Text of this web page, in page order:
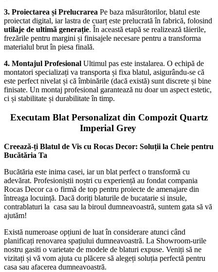
3. Proiectarea și Prelucrarea Pe baza măsurătorilor, blatul este
proiectat digital, iar lastra de cuarț este prelucrată în fabrică, folosind
utilaje de ultimă generație. În această etapă se realizează tăierile,
frezările pentru margini și finisajele necesare pentru a transforma
materialul brut în piesa finală.
4. Montajul Profesional Ultimul pas este instalarea. O echipă de
montatori specializați va transporta și fixa blatul, asigurându-se că
este perfect nivelat și că îmbinările (dacă există) sunt discrete și bine
finisate. Un montaj profesional garantează nu doar un aspect estetic,
ci și stabilitate și durabilitate în timp.
Executam Blat Personalizat din Compozit Quartz
Imperial Grey
Creează-ți Blatul de Vis cu Rocas Decor: Soluții la Cheie pentru
Bucătăria Ta
Bucătăria este inima casei, iar un blat perfect o transformă cu
adevărat. Profesioniștii noștri cu experiență au fondat compania
Rocas Decor ca o firmă de top pentru proiecte de amenajare din
întreaga locuință. Dacă doriți blaturile de bucatarie si insule,
contrablaturi la casa sau la biroul dumneavoastră, suntem gata să vă
ajutăm!
Există numeroase opțiuni de luat în considerare atunci când
planificați renovarea spațiului dumneavoastră. La Showroom-urile
nostru gasiti o varietate de modele de blaturi expuse. Veniți să ne
vizitați și vă vom ajuta cu plăcere să alegeți soluția perfectă pentru
casa sau afacerea dumneavoastră.